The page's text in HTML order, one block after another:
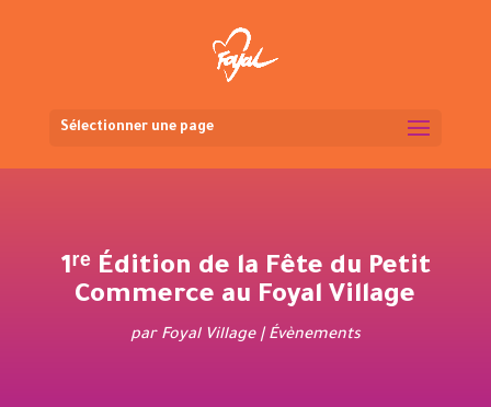
Sélectionner une page
1ʳᵉ Édition de la Fête du Petit
Commerce au Foyal Village
par Foyal Village| Évènements